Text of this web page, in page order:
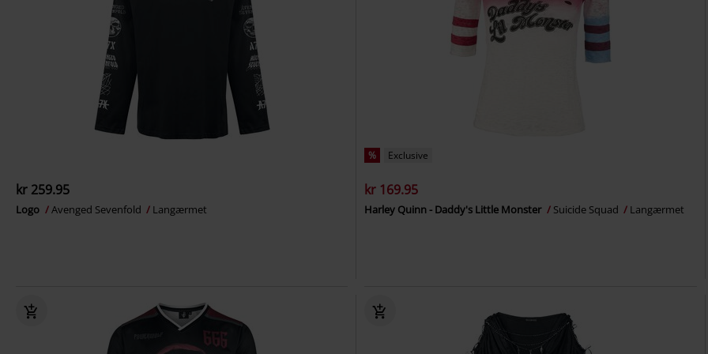
kr 259.95
Logo Avenged Sevenfold Langærmet
% Exclusive
kr 169.95
Harley Quinn - Daddy's Little Monster Suicide Squad Langærmet